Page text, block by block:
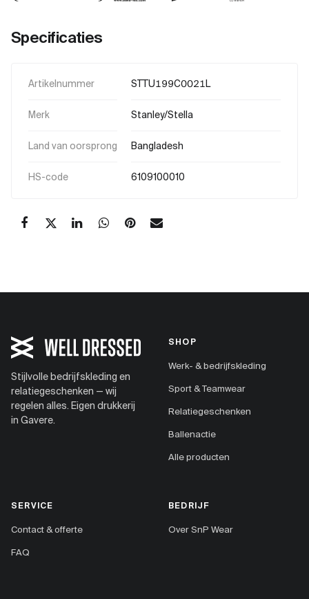
Specificaties
Artikelnummer STTU199C0021L
Merk Stanley/Stella
Land van oorsprong Bangladesh
HS-code 6109100010
Stijlvolle bedrijfskleding en
relatiegeschenken — wij
regelen alles. Eigen drukkerij
in Gavere.
SHOP
Werk- & bedrijfskleding
Sport & Teamwear
Relatiegeschenken
Ballenactie
Alle producten
SERVICE
Contact & offerte
FAQ
BEDRIJF
Over SnP Wear